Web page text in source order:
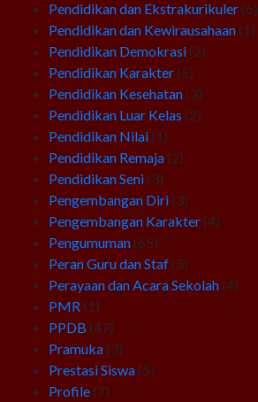
Pendidikan dan Ekstrakurikuler (6)
Pendidikan dan Kewirausahaan (1)
Pendidikan Demokrasi (2)
Pendidikan Karakter (5)
Pendidikan Kesehatan (3)
Pendidikan Luar Kelas (2)
Pendidikan Nilai (1)
Pendidikan Remaja (2)
Pendidikan Seni (3)
Pengembangan Diri (3)
Pengembangan Karakter (4)
Pengumuman (65)
Peran Guru dan Staf (5)
Perayaan dan Acara Sekolah (4)
PMR (1)
PPDB (47)
Pramuka (3)
Prestasi Siswa (5)
Profile (7)